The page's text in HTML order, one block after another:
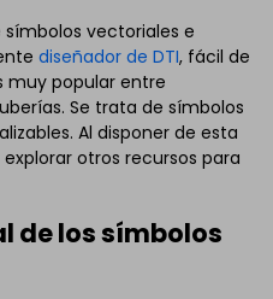
vectoriales e
diseñador de DTI, fácil de
muy popular entre
Se trata de símbolos
Al disponer de esta
otros recursos para
de los símbolos